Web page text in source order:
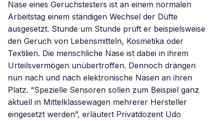
Nase eines Geruchstesters ist an einem normalen
Arbeitstag einem ständigen Wechsel der Düfte
ausgesetzt. Stunde um Stunde prüft er beispielsweise
den Geruch von Lebensmitteln, Kosmetika oder
Textilien. Die menschliche Nase ist dabei in ihrem
Urteilsvermögen unübertroffen. Dennoch drängen
nun nach und nach elektronische Nasen an ihren
Platz. “Spezielle Sensoren sollen zum Beispiel ganz
aktuell in Mittelklassewagen mehrerer Hersteller
eingesetzt werden”, erläutert Privatdozent Udo